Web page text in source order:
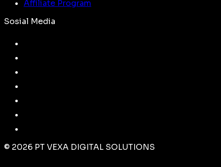
Affiliate Program
Sosial Media
© 2026 PT VEXA DIGITAL SOLUTIONS